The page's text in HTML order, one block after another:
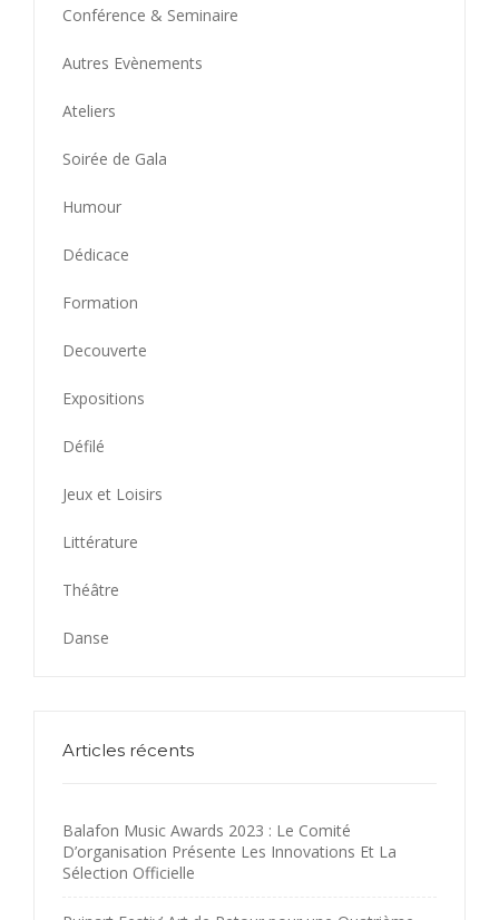
Conférence & Seminaire
Autres Evènements
Ateliers
Soirée de Gala
Humour
Dédicace
Formation
Decouverte
Expositions
Défilé
Jeux et Loisirs
Littérature
Théâtre
Danse
Articles récents
Balafon Music Awards 2023 : Le Comité
D’organisation Présente Les Innovations Et La
Sélection Officielle